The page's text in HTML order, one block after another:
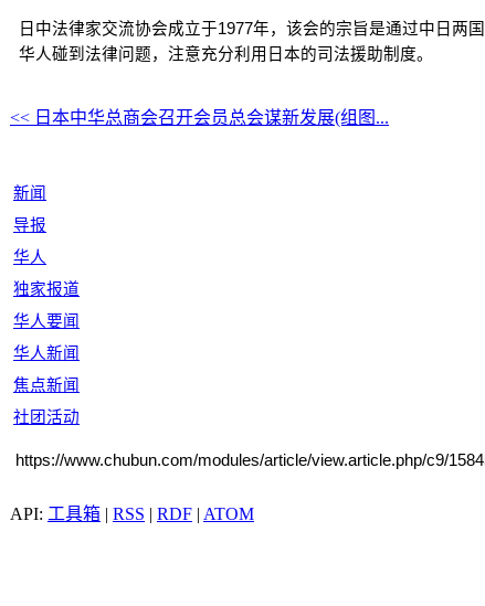
日中法律家交流协会成立于1977年，该会的宗旨是通过中日两
华人碰到法律问题，注意充分利用日本的司法援助制度。
<< 日本中华总商会召开会员总会谋新发展(组图...
新闻
导报
华人
独家报道
华人要闻
华人新闻
焦点新闻
社团活动
https://www.chubun.com/modules/article/view.article.php/c9/
工具箱 | RSS | RDF | ATOM